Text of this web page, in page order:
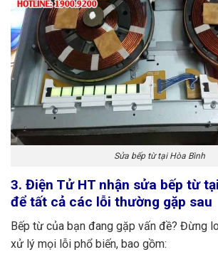
Sửa bếp từ tại Hòa Bình
3. Điện Tử HT nhận sửa bếp từ
để tất cả các lỗi thường gặp sau
Bếp từ của bạn đang gặp vấn đề? Đừng
xử lý mọi lỗi phổ biến, bao gồm: